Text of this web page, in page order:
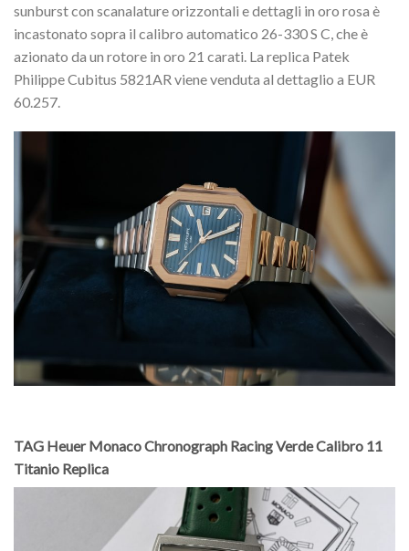
sunburst con scanalature orizzontali e dettagli in oro rosa è
incastonato sopra il calibro automatico 26-330 S C, che è
azionato da un rotore in oro 21 carati. La replica Patek
Philippe Cubitus 5821AR viene venduta al dettaglio a EUR
60.257.
TAG Heuer Monaco Chronograph Racing Verde Calibro 11
Titanio Replica